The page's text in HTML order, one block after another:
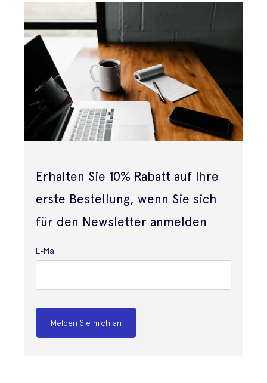
Erhalten Sie 10% Rabatt auf Ihre
erste Bestellung, wenn Sie sich
für den Newsletter anmelden
E-Mail
Melden Sie mich an